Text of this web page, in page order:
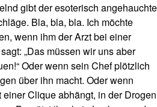
gibt der esoterisch angehauchte
Bla, bla, bla. Ich möchte
wenn ihm der Arzt bei einer
„Das müssen wir uns aber
Oder wenn sein Chef plötzlich
über ihn macht. Oder wenn
einer Clique abhängt, in der Drogen